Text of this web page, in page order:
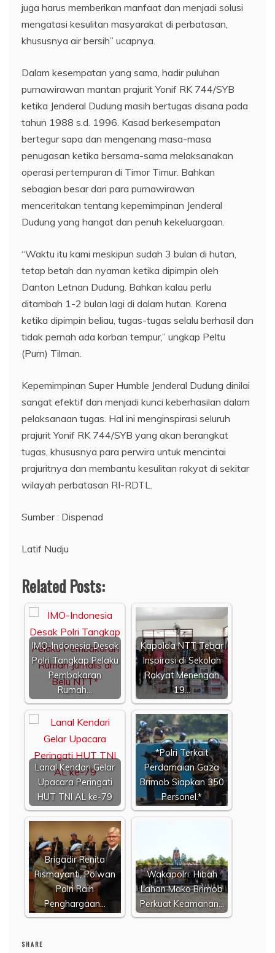
juga harus memberikan manfaat dan menjadi solusi
mengatasi kesulitan masyarakat di perbatasan,
khususnya air bersih” ucapnya.
Dalam kesempatan yang sama, hadir puluhan
purnawirawan mantan prajurit Yonif RK 744/SYB
ketika Jenderal Dudung masih bertugas disana pada
tahun 1988 s.d. 1996. Kasad berkesempatan
bertegur sapa dan mengenang masa-masa
penugasan ketika bersama-sama melaksanakan
operasi pertempuran di Timor Timur. Bahkan
sebagian besar dari para purnawirawan
menceritakan tentang kepemimpinan Jenderal
Dudung yang hangat dan penuh kekeluargaan.
“Waktu itu kami meskipun sudah 3 bulan di hutan,
tetap betah dan nyaman ketika dipimpin oleh
Danton Letnan Dudung. Bahkan kalau perlu
ditambah 1-2 bulan lagi di dalam hutan. Karena
ketika dipimpin beliau, tugas-tugas selalu berhasil dan
tidak pernah ada korban tempur,” ungkap Peltu
(Purn) Tilman.
Kepemimpinan Super Humble Jenderal Dudung dinilai
sangat efektif dan menjadi kunci keberhasilan dalam
pelaksanaan tugas. Hal ini menginspirasi seluruh
prajurit Yonif RK 744/SYB yang akan berangkat
tugas, khususnya para perwira untuk mencintai
prajuritnya dan membantu kesulitan rakyat di sekitar
wilayah perbatasan RI-RDTL.
Sumber : Dispenad
Latif Nudju
Related Posts:
IMO-Indonesia Desak
Polri Tangkap Pelaku
Pembakaran
Rumah…
Kapolda NTT Tebar
Inspirasi di Sekolah
Rakyat Menengah
19…
Lanal Kendari Gelar
Upacara Peringati
HUT TNI AL ke-79
*Polri Terkait
Perdamaian Gaza
Brimob Siapkan 350
Personel.*
Brigadir Renita
Rismayanti, Polwan
Polri Raih
Penghargaan…
Wakapolri: Hibah
Lahan Mako Brimob
Perkuat Keamanan…
SHARE